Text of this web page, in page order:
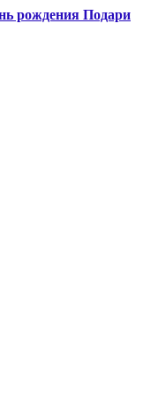
рождения Подари